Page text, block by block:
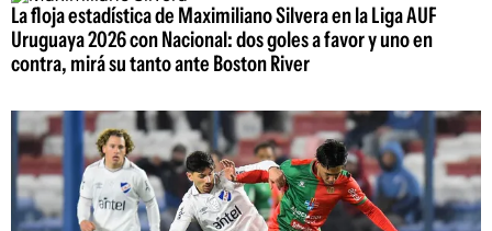
La floja estadística de Maximiliano Silvera en la Liga AUF
Uruguaya 2026 con Nacional: dos goles a favor y uno en
contra, mirá su tanto ante Boston River